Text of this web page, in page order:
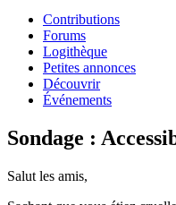
Contributions
Forums
Logithèque
Petites annonces
Découvrir
Événements
Sondage :
Salut les amis,